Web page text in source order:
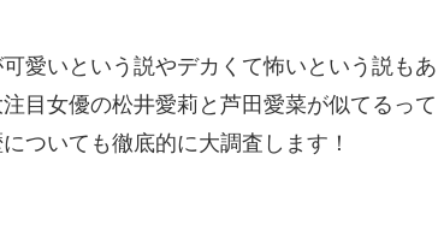
愛いという説やデカくて怖いという説もあ
目女優の松井愛莉と芦田愛菜が似てるって
ついても徹底的に大調査します！